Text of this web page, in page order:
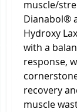
muscle/
Dianabol®
Hydroxy
with a
response,
recovery
muscle